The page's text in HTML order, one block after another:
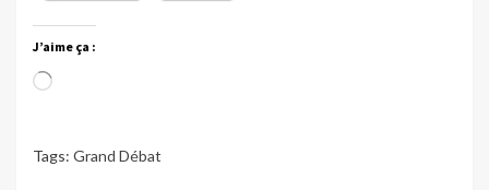
J’aime ça :
Chargement…
Tags: Grand Débat